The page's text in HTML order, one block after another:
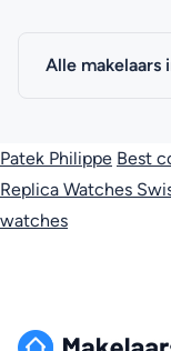
Alle makelaars
Patek Philippe Best
Replica Watches
watches